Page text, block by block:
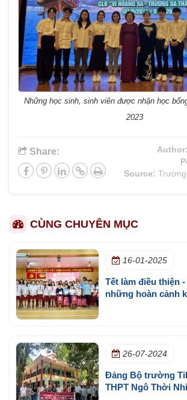
Những học sinh, sinh viên được nhận học
2023
Share: Author:
Source:
CÙNG CHUYÊN MỤC
16-01-2025
Tết làm điều thiện
những hoàn cảnh
26-07-2024
Đảng Bộ trường
THPT Ngô Thời